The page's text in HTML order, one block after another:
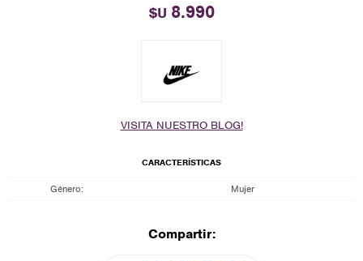
$U 8.990
VISITA NUESTRO BLOG!
CARACTERÍSTICAS
Género Mujer
Compartir: